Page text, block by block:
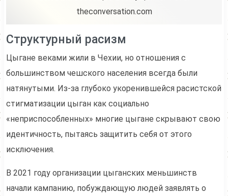
theconversation.com
Структурный расизм
Цыгане веками жили в Чехии, но отношения с
большинством чешского населения всегда были
натянутыми. Из-за глубоко укоренившейся расистской
стигматизации цыган как социально
«неприспособленных» многие цыгане скрывают свою
идентичность, пытаясь защитить себя от этого
исключения.
В 2021 году организации цыганских меньшинств
начали кампанию, побуждающую людей заявлять о